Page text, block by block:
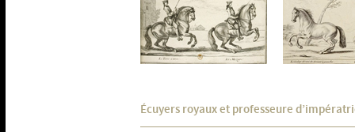
Écuyers royaux et professeure